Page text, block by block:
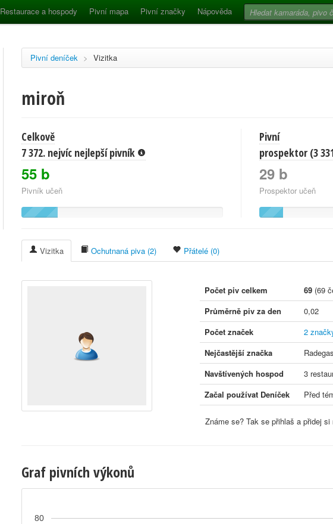
Restaurace a hospody Pivní mapa Pivní značky Nápověda
Pivní deníček > Vizitka
miroň
Celkově
7 372. nejvíc nejlepší pivník
55 b
Pivník učeň
Pivní
prospektor (3
29 b
Prospektor učeň
Vizitka Ochutnaná piva (2) Přátelé (0)
Počet piv celkem 69 (69
Průměrně piv za den
0,02
Počet značek
2
Nejčastější značka
Navštívených hospod
3
Začal používat Deníček
Před
Známe se? Tak se přihlaš a přidej si
Graf pivních výkonů
80